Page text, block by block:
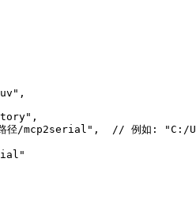
径/mcp2serial",  // 例如: